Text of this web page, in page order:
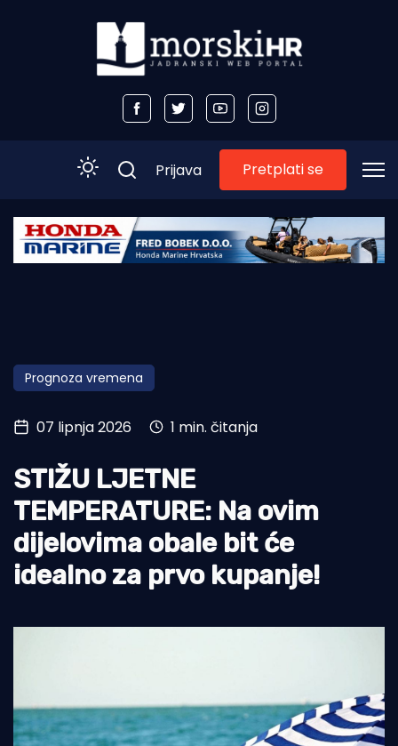
Početna
Obala
Otoci
Turizam i nautika
Pomorstvo
Ribolov
Ekologija
Tradicija i kultura
Prijava Pretplati se
Prognoza vremena
07 lipnja 2026 1 min. čitanja
STIŽU LJETNE
TEMPERATURE: Na ovim
dijelovima obale bit će
idealno za prvo kupanje!